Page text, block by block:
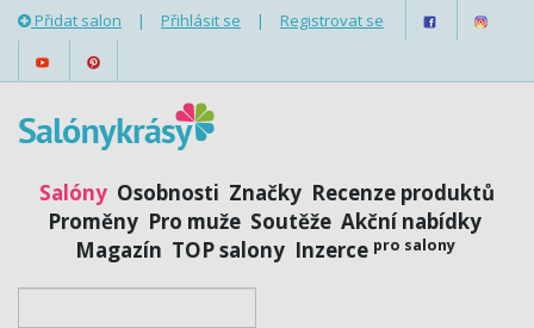
Přidat salon | Přihlásit se | Registrovat se
Salóny Osobnosti Značky Recenze produktů
Proměny Pro muže Soutěže Akční nabídky
Magazín TOP salony Inzerce pro salony